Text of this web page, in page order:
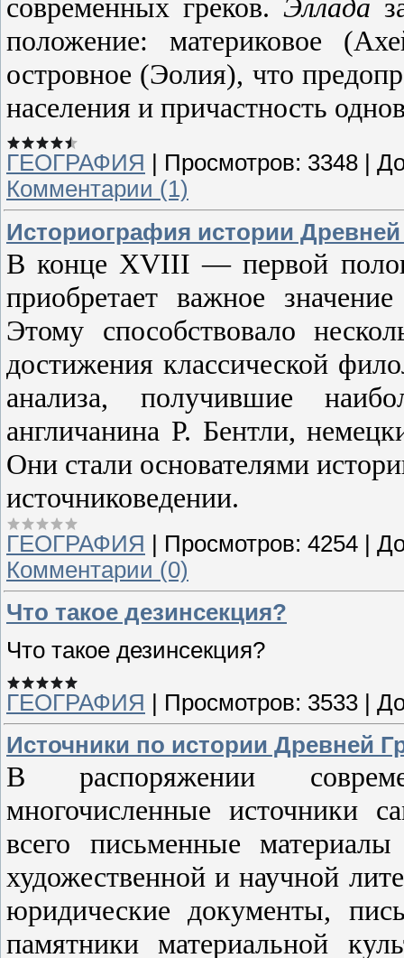
современных греков. Эллада
положение: материковое
островное (Эолия), что
населения и причастность
ГЕОГРАФИЯ Просмотров: 3348
Комментарии (1)
Историография истории Древней
В конце XVIII — первой
приобретает важное
Этому способствовало
достижения классической
анализа, получившие
англичанина Р. Бентли,
Они стали основателями
источниковедении.
ГЕОГРАФИЯ | Просмотров: 4254 |
Комментарии (0)
Что такое дезинсекция?
Что такое дезинсекция?
ГЕОГРАФИЯ | Просмотров: 3533 |
Источники по истории Древней
В распоряжении
многочисленные источники
всего письменные
художественной и научной
юридические документы,
памятники материальной